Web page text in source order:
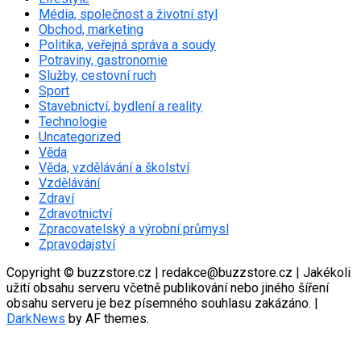
Média, společnost a životní styl
Obchod, marketing
Politika, veřejná správa a soudy
Potraviny, gastronomie
Služby, cestovní ruch
Sport
Stavebnictví, bydlení a reality
Technologie
Uncategorized
Věda
Věda, vzdělávání a školství
Vzdělávání
Zdraví
Zdravotnictví
Zpracovatelský a výrobní průmysl
Zpravodajství
Copyright © buzzstore.cz | redakce@buzzstore.cz | Jakékoli
užití obsahu serveru včetně publikování nebo jiného šíření
obsahu serveru je bez písemného souhlasu zakázáno. |
DarkNews by AF themes.